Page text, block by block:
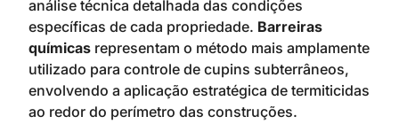
análise técnica detalhada das condições
específicas de cada propriedade. Barreiras
químicas representam o método mais amplamente
utilizado para controle de cupins subterrâneos,
envolvendo a aplicação estratégica de termiticidas
ao redor do perímetro das construções.